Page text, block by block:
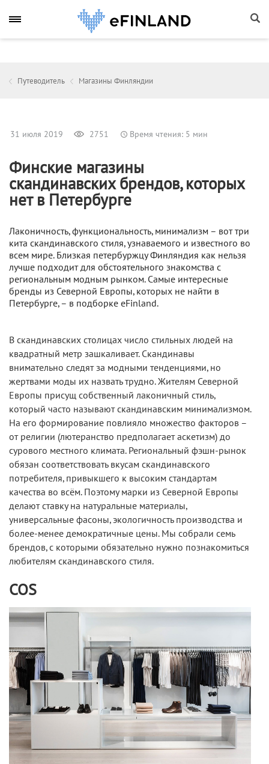
Путеводитель Магазины Финляндии
31 июля 2019 2751 Время чтения: 5 мин
Финские магазины
скандинавских брендов, которых
нет в Петербурге
Лаконичность, функциональность, минимализм – вот три
кита скандинавского стиля, узнаваемого и известного во
всем мире. Близкая петербуржцу Финляндия как нельзя
лучше подходит для обстоятельного знакомства с
региональным модным рынком. Самые интересные
бренды из Северной Европы, которых не найти в
Петербурге, – в подборке eFinland.
В скандинавских столицах число стильных людей на
квадратный метр зашкаливает. Скандинавы
внимательно следят за модными тенденциями, но
жертвами моды их назвать трудно. Жителям Северной
Европы присущ собственный лаконичный стиль,
который часто называют скандинавским минимализмом.
На его формирование повлияло множество факторов –
от религии (лютеранство предполагает аскетизм) до
сурового местного климата. Региональный фэшн-рынок
обязан соответствовать вкусам скандинавского
потребителя, привыкшего к высоким стандартам
качества во всём. Поэтому марки из Северной Европы
делают ставку на натуральные материалы,
универсальные фасоны, экологичность производства и
более-менее демократичные цены. Мы собрали семь
брендов, с которыми обязательно нужно познакомиться
любителям скандинавского стиля.
COS